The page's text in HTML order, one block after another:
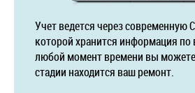
Учет ведется через современную
которой хранится информация по
любой момент времени вы можете
стадии находится ваш ремонт.